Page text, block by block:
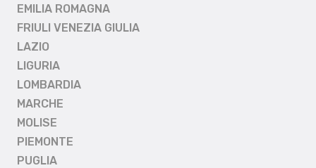
EMILIA ROMAGNA
FRIULI VENEZIA GIULIA
LAZIO
LIGURIA
LOMBARDIA
MARCHE
MOLISE
PIEMONTE
PUGLIA